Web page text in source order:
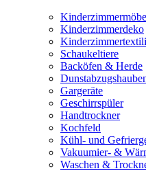
Kinderzimmerdeko
Schaukeltiere
Backöfen & Herde
Gargeräte
Geschirrspüler
Handtrockner
Kochfeld
Kühl- und
Vakuumier- &
Waschen &